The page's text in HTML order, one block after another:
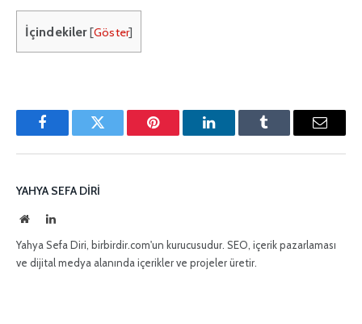
İçindekiler [Göster]
FacebookTwitter Pinterest'inLinkedInTumblr
E-
YAHYA SEFA DIRI
İnternetLinkedIn
Yahya Sefa Diri, birbirdir.com'un kurucusudur. SEO, içerik pazarlaması
ve dijital medya alanında içerikler ve projeler üretir.